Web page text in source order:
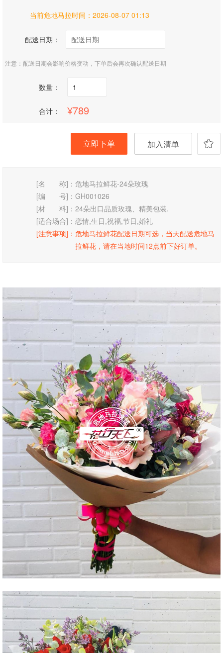
当前危地马拉时间： 2026-08-07 01:13
配送日期：
注意：配送日期会影响价格变动，下单后会再次确认配送日期
数量：
合计： 789
立即下单 加入清单
[名 称]：危地马拉鲜花-24朵玫瑰
[编 号]：GH001026
[材 料]：24朵出口品质玫瑰、精美包装.
[适合场合]：恋情,生日,祝福,节日,婚礼
[注意事项]：危地马拉鲜花配送日期可选，当天配送危地马
拉鲜花，请在当地时间12点前下好订单。